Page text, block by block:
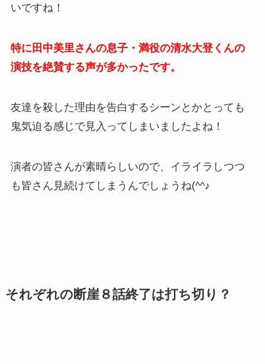
いですね！
特に田中美里さんの息子・満役の清水大登くんの
演技を絶賛する声が多かったです。
友達を殺した理由を告白するシーンとかとっても
鬼気迫る感じで見入ってしまいましたよね！
演者の皆さんが素晴らしいので、イライラしつつ
も皆さん見続けてしまうんでしょうね(^^♪
それぞれの断崖８話終了は打ち切り？